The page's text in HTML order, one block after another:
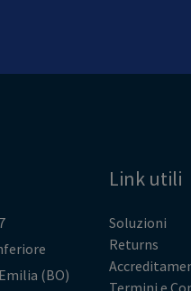
(BO)
Link utili
Soluzioni
Returns
Termini e